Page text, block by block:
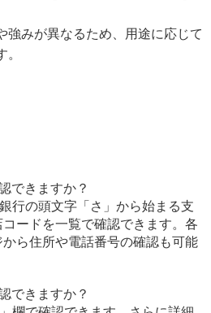
強みが異なるため、用途に応じて
できますか？
行の頭文字「さ」から始まる支
ードを一覧で確認できます。各
ら住所や電話番号の確認も可能
できますか？